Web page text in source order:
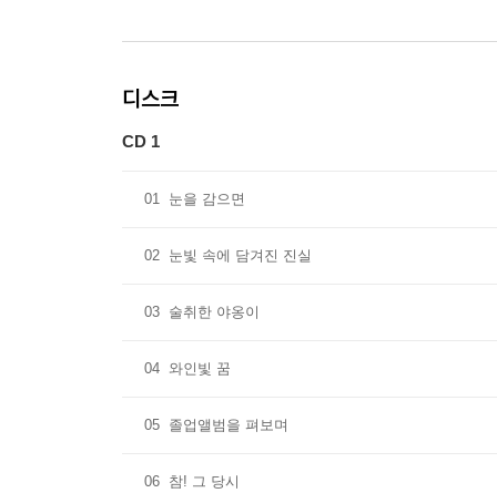
디스크
CD 1
01 눈을 감으면
02 눈빛 속에 담겨진 진실
03 술취한 야옹이
04 와인빛 꿈
05 졸업앨범을 펴보며
06 참! 그 당시